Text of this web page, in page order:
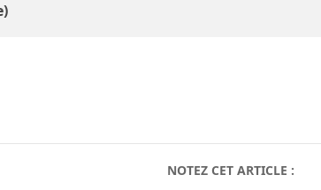
NOTEZ CET ARTICLE :